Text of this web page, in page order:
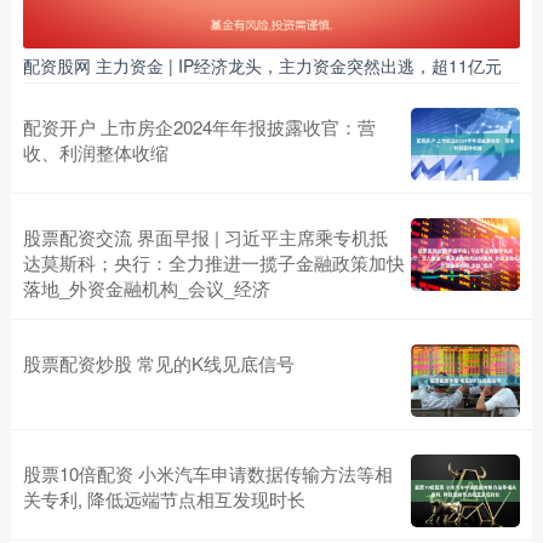
配资股网 主力资金 | IP经济龙头，主力资金突然出逃，超11亿元
配资开户 上市房企2024年年报披露收官：营
收、利润整体收缩
股票配资交流 界面早报 | 习近平主席乘专机抵
达莫斯科；央行：全力推进一揽子金融政策加快
落地_外资金融机构_会议_经济
股票配资炒股 常见的K线见底信号
股票10倍配资 小米汽车申请数据传输方法等相
关专利, 降低远端节点相互发现时长